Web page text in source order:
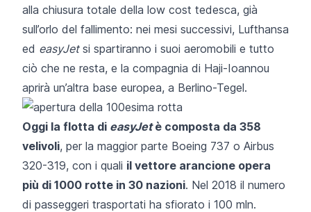
alla chiusura totale della low cost tedesca, già
sull’orlo del fallimento: nei mesi successivi, Lufthansa
ed easyJetsi spartiranno i suoi aeromobili e tutto
ciò che ne resta, e la compagnia di Haji-Ioannou
aprirà un’altra base europea, a Berlino-Tegel.
Oggi la flotta di easyJetè composta da 358
velivoli, per la maggior parte Boeing 737 o Airbus
320-319, con i quali il vettore arancione opera
più di 1000 rotte in 30 nazioni. Nel 2018 il numero
di passeggeri trasportati ha sfiorato i 100 mln.